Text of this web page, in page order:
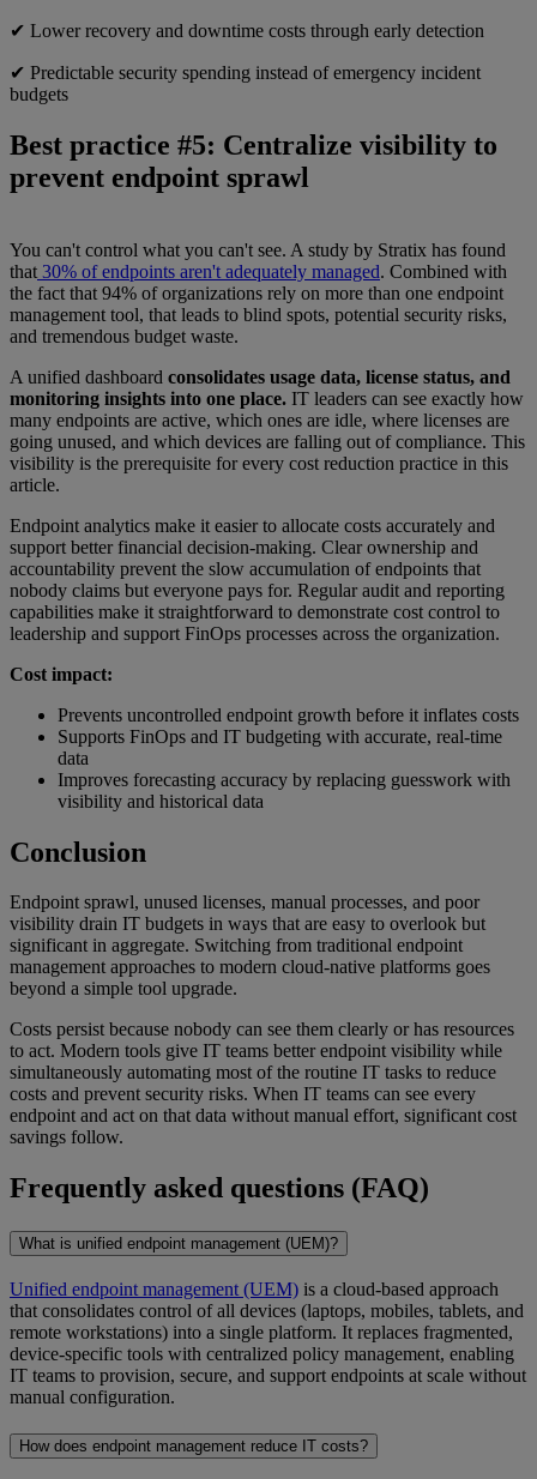
✔ Lower recovery and downtime costs through early detection
✔ Predictable security spending instead of emergency incident
budgets
Best practice #5: Centralize visibility to
prevent endpoint sprawl
You can't control what you can't see. A study by Stratix has found
that 30% of endpoints aren't adequately managed. Combined with
the fact that 94% of organizations rely on more than one endpoint
management tool, that leads to blind spots, potential security risks,
and tremendous budget waste.
A unified dashboard consolidates usage data, license status, and
monitoring insights into one place. IT leaders can see exactly how
many endpoints are active, which ones are idle, where licenses are
going unused, and which devices are falling out of compliance. This
visibility is the prerequisite for every cost reduction practice in this
article.
Endpoint analytics make it easier to allocate costs accurately and
support better financial decision-making. Clear ownership and
accountability prevent the slow accumulation of endpoints that
nobody claims but everyone pays for. Regular audit and reporting
capabilities make it straightforward to demonstrate cost control to
leadership and support FinOps processes across the organization.
Cost impact:
Prevents uncontrolled endpoint growth before it inflates costs
Supports FinOps and IT budgeting with accurate, real-time
data
Improves forecasting accuracy by replacing guesswork with
visibility and historical data
Conclusion
Endpoint sprawl, unused licenses, manual processes, and poor
visibility drain IT budgets in ways that are easy to overlook but
significant in aggregate. Switching from traditional endpoint
management approaches to modern cloud-native platforms goes
beyond a simple tool upgrade.
Costs persist because nobody can see them clearly or has resources
to act. Modern tools give IT teams better endpoint visibility while
simultaneously automating most of the routine IT tasks to reduce
costs and prevent security risks. When IT teams can see every
endpoint and act on that data without manual effort, significant cost
savings follow.
Frequently asked questions (FAQ)
What is unified endpoint management (UEM)?
Unified endpoint management (UEM) is a cloud-based approach
that consolidates control of all devices (laptops, mobiles, tablets, and
remote workstations) into a single platform. It replaces fragmented,
device-specific tools with centralized policy management, enabling
IT teams to provision, secure, and support endpoints at scale without
manual configuration.
How does endpoint management reduce IT costs?